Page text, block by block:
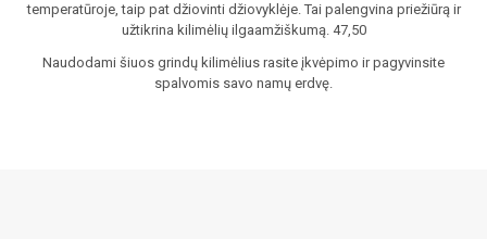
temperatūroje, taip pat džiovinti džiovyklėje. Tai palengvina priežiūrą ir
užtikrina kilimėlių ilgaamžiškumą. 47,50
Naudodami šiuos grindų kilimėlius rasite įkvėpimo ir pagyvinsite
spalvomis savo namų erdvę.